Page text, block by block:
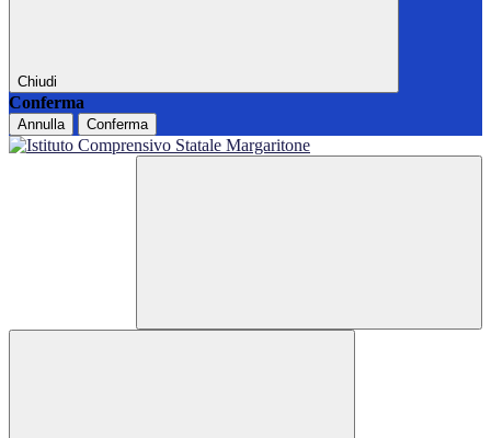
Chiudi
Conferma
Annulla Conferma